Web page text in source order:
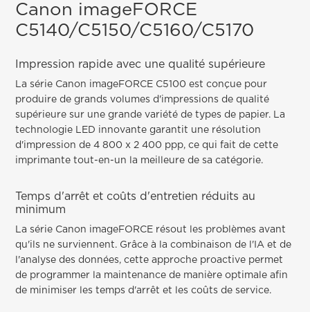
Canon imageFORCE
C5140/C5150/C5160/C5170
Impression rapide avec une qualité supérieure
La série Canon imageFORCE C5100 est conçue pour
produire de grands volumes d'impressions de qualité
supérieure sur une grande variété de types de papier. La
technologie LED innovante garantit une résolution
d'impression de 4 800 x 2 400 ppp, ce qui fait de cette
imprimante tout-en-un la meilleure de sa catégorie.
Temps d'arrêt et coûts d'entretien réduits au
minimum
La série Canon imageFORCE résout les problèmes avant
qu'ils ne surviennent. Grâce à la combinaison de l'IA et de
l'analyse des données, cette approche proactive permet
de programmer la maintenance de manière optimale afin
de minimiser les temps d'arrêt et les coûts de service.